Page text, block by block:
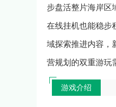
步盘活整片海岸区
在线挂机也能稳步
域探索推进内容，
营规划的双重游玩
游戏介绍